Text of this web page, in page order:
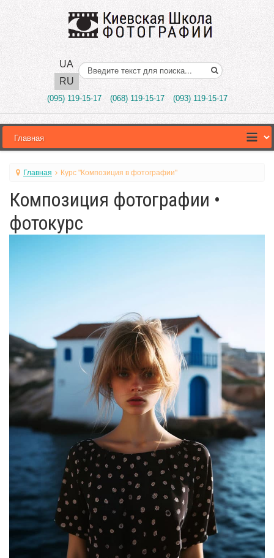
UA
RU
Поиск..
(095) 119-15-17 (068) 119-15-17 (093) 119-15-17
Главная Курс "Композиция в фотографии"
Композиция фотографии •
фотокурс